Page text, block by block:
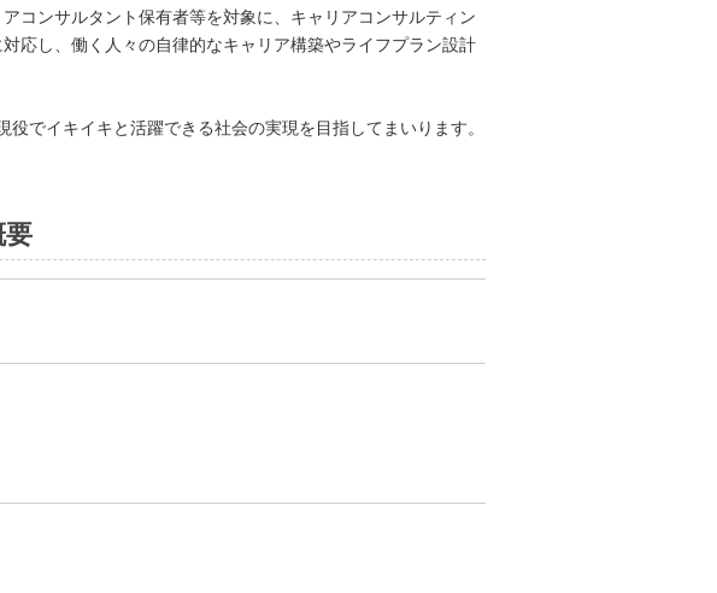
コンサルタント保有者等を対象に、キャリアコンサルティン
応し、働く人々の自律的なキャリア構築やライフプラン設計
でイキイキと活躍できる社会の実現を目指してまいります。